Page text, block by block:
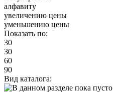
алфавиту
увеличению цены
уменьшению цены
Показать по:
30
30
60
90
Вид каталога: